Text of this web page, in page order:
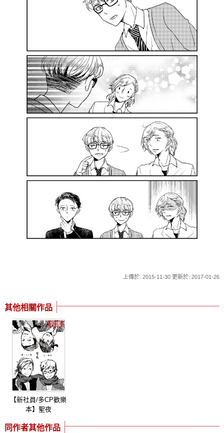
上傳於: 2015-11-30 更新於: 2017-01-26
其他相關作品
【新社員/多CP歡樂
本】聖夜
同作者其他作品